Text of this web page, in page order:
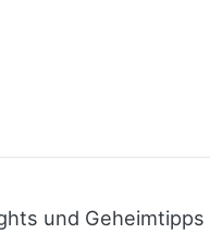
und